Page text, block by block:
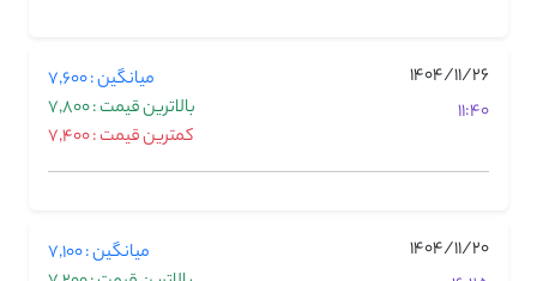
1404/11/26
11:40
میانگین : 7,600
بالاترین قیمت : 7,800
کمترین قیمت : 7,400
1404/11/20
میانگین : 7,100